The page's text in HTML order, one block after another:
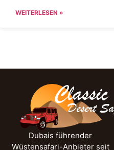
WEITERLESEN »
Dubais führender
Wüstensafari-Anbieter seit